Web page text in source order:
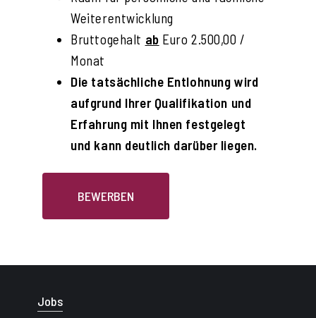
Weiterentwicklung
Bruttogehalt ab Euro 2.500,00 /
Monat
Die tatsächliche Entlohnung wird
aufgrund Ihrer Qualifikation und
Erfahrung mit Ihnen festgelegt
und kann deutlich darüber liegen.
BEWERBEN
Jobs